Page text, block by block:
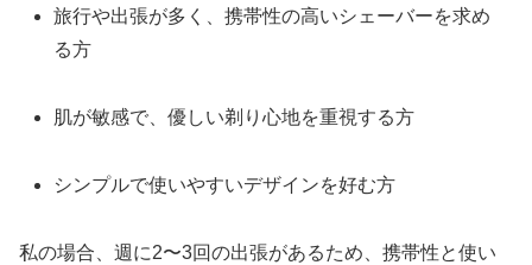
旅行や出張が多く、携帯性の高いシェーバーを求め
る方
肌が敏感で、優しい剃り心地を重視する方
シンプルで使いやすいデザインを好む方
私の場合、週に2〜3回の出張があるため、携帯性と使い